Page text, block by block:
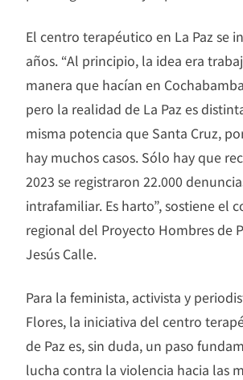
El centro terapéutico en La Paz se
años. “Al principio, la idea era
manera que hacían en
pero la realidad de La Paz es
misma potencia que Santa Cruz,
hay muchos casos. Sólo hay que
2023 se registraron 22.000
intrafamiliar. Es harto”, sostiene el
regional del Proyecto Hombres de
Jesús Calle.
Para la feminista, activista y
Flores, la iniciativa del centro
de Paz es, sin duda, un paso
lucha contra la violencia hacia las